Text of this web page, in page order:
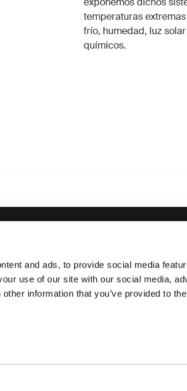
and ads, to provide social media
use of our site with our social media,
information that you’ve provided to
temperaturas
frío, humedad, luz solar
químicos.
Thule
Esto es Thule